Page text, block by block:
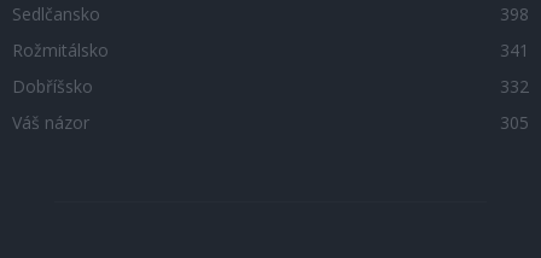
Sedlčansko
398
Rožmitálsko
341
Dobříšsko
332
Váš názor
305